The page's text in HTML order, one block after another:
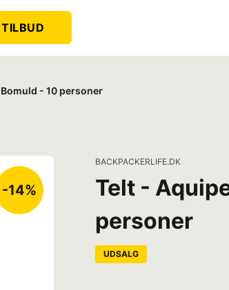
TILBUD
- 10 personer
-14%
BACKPACKERLIFE.DK
Telt -
personer
UDSALG